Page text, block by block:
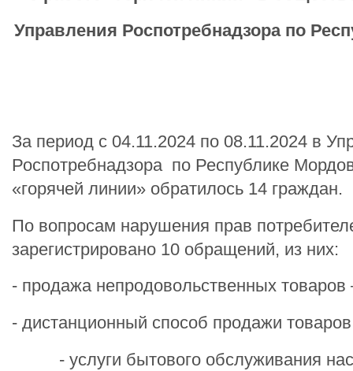
Управления Роспотребнадзора по
За период с 04.11.2024 по 08.11.2024 в
Роспотребнадзора по Республике
«горячей линии» обратилось 14 граждан.
По вопросам нарушения прав
зарегистрировано 10 обращений, из них:
- продажа непродовольственных товаров
- дистанционный способ продажи
- услуги бытового обслуживания